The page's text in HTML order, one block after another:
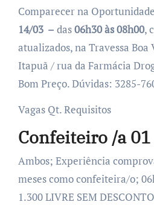
Comparecer na
14/03 – das06h30 às 08h00,
atualizados, na Travessa Boa
Itapuã / rua da Farmácia
Bom Preço. Dúvidas: 3285-
Vagas Qt. Requisitos
Confeiteiro /a 01
Ambos; Experiência
meses como confeiteira/o;
1.300 LIVRE SEM